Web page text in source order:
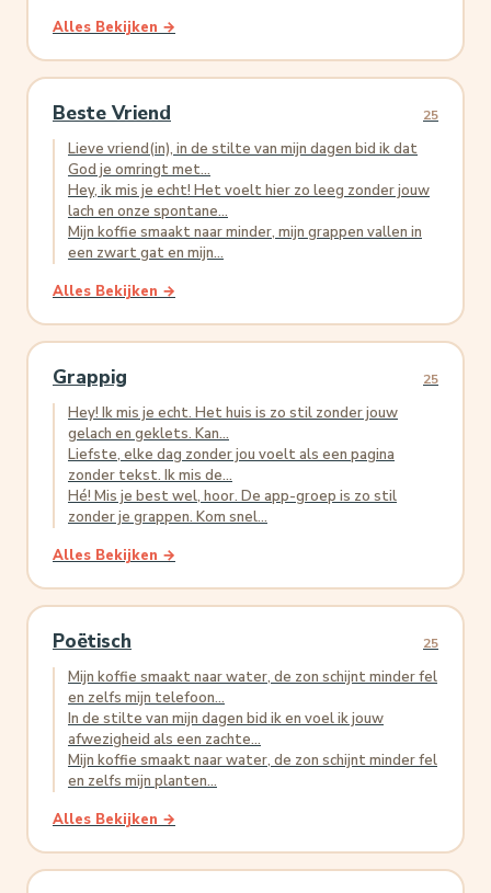
Alles Bekijken →
Beste Vriend 25
Lieve vriend(in), in de stilte van mijn dagen bid ik dat
God je omringt met...
Hey, ik mis je echt! Het voelt hier zo leeg zonder jouw
lach en onze spontane...
Mijn koffie smaakt naar minder, mijn grappen vallen in
een zwart gat en mijn...
Alles Bekijken →
Grappig 25
Hey! Ik mis je echt. Het huis is zo stil zonder jouw
gelach en geklets. Kan...
Liefste, elke dag zonder jou voelt als een pagina
zonder tekst. Ik mis de...
Hé! Mis je best wel, hoor. De app-groep is zo stil
zonder je grappen. Kom snel...
Alles Bekijken →
Poëtisch 25
Mijn koffie smaakt naar water, de zon schijnt minder fel
en zelfs mijn telefoon...
In de stilte van mijn dagen bid ik en voel ik jouw
afwezigheid als een zachte...
Mijn koffie smaakt naar water, de zon schijnt minder fel
en zelfs mijn planten...
Alles Bekijken →